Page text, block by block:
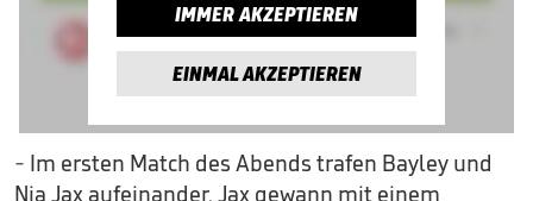
IMMER AKZEPTIEREN
EINMAL AKZEPTIEREN
- Im ersten Match des Abends trafen Bayley und
Nia Jax aufeinander. Jax gewann mit einem